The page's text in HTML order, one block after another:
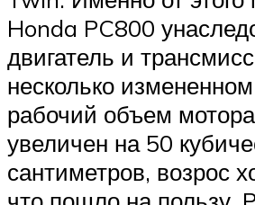
Honda PC800
двигатель и
несколько
рабочий объем
увеличен на 50
сантиметров, возрос